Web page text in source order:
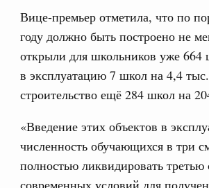
Вице-премьер отметила, что по
году должно быть построено не
открыли для школьников уже 664
в эксплуатацию 7 школ на 4,4
строительство ещё 284 школ на
«Введение этих объектов в
численность обучающихся в три
полностью ликвидировать
современных условий для
расширило перечень
от НДФЛ
2026 года №978
дал поручения по
«Цифровая индустрия